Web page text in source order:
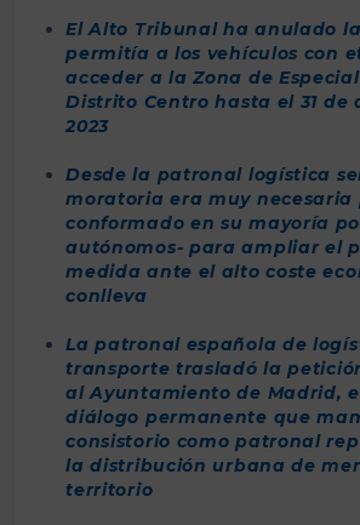
El Alto Tribunal ha anulado
permitía a los vehículos con
acceder a la Zona de
Distrito Centro hasta el 31 de
2023
Desde la patronal logística
moratoria era muy necesaria
conformado en su mayoría
autónomos- para ampliar el
medida ante el alto coste
conlleva
La patronal española de
transporte trasladó la
al Ayuntamiento de Madrid,
diálogo permanente que
consistorio como patronal
la distribución urbana de
territorio